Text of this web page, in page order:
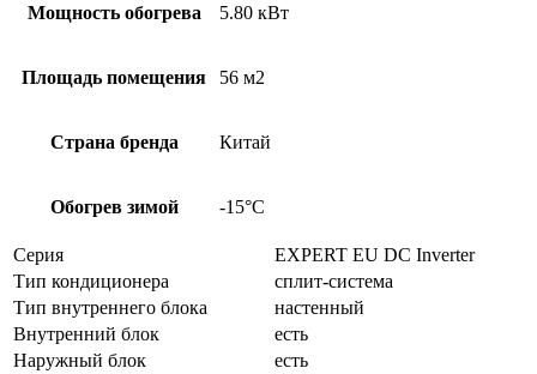
Мощность обогрева 5.80 кВт
Площадь помещения 56 м2
Страна бренда Китай
Обогрев зимой -15°С
Серия
EXPERT EU DC Inverter
Тип кондиционера
сплит-система
Тип внутреннего блока
настенный
Внутренний блок
есть
Наружный блок
есть